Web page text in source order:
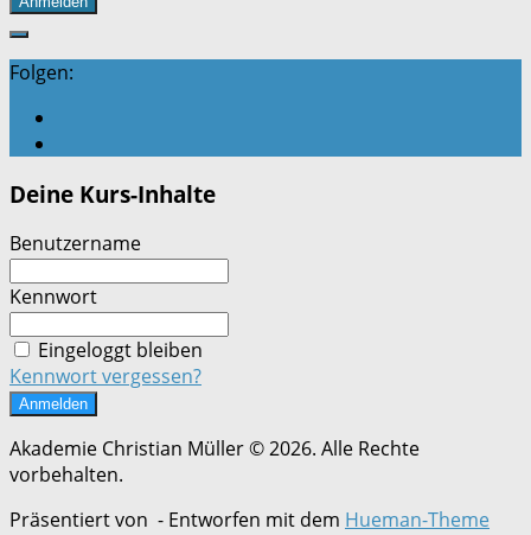
Folgen:
Deine Kurs-Inhalte
Benutzername
Kennwort
Eingeloggt bleiben
Kennwort vergessen?
Akademie Christian Müller © 2026. Alle Rechte
vorbehalten.
Präsentiert von - Entworfen mit dem Hueman-Theme